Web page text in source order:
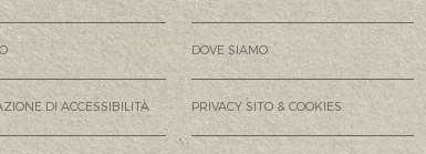
DOVE SIAMO
DI ACCESSIBILITÀ PRIVACY SITO & COOKIES